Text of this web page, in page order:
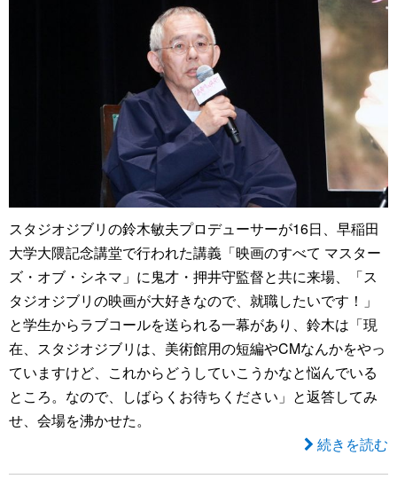
スタジオジブリの鈴木敏夫プロデューサーが16日、早稲田
大学大隈記念講堂で行われた講義「映画のすべて マスター
ズ・オブ・シネマ」に鬼才・押井守監督と共に来場、「ス
タジオジブリの映画が大好きなので、就職したいです！」
と学生からラブコールを送られる一幕があり、鈴木は「現
在、スタジオジブリは、美術館用の短編やCMなんかをやっ
ていますけど、これからどうしていこうかなと悩んでいる
ところ。なので、しばらくお待ちください」と返答してみ
せ、会場を沸かせた。
続きを読む